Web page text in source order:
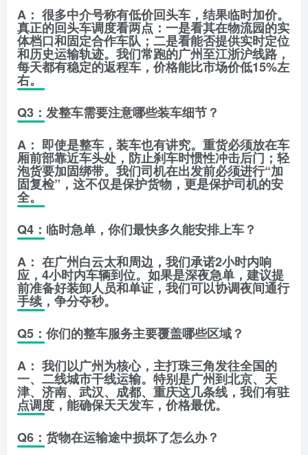
A： 很多中介号称有低价回头车，结果临时加价。
真正的回头车调度看两点：一是看其在物流园的实
体档口和固定合作车队；二是看能否提供实时定位
和历史运输轨迹。我们常跑的广州至江浙沪线路，
每天都有稳定的返程车，价格能比市场价低15%左
右。
Q3：发整车需要注意哪些装车细节？
A： 即使是整车，装车也有讲究。重货必须放在车
厢前部靠近车头处，防止刹车时惯性冲击后门；轻
泡货要加固绑带。我们司机在出发前必须进行“加
固复检”，这不仅是保护货物，更是保护司机的安
全。
Q4：临时急单，你们最快多久能安排上车？
A： 在广州白云太和周边，我们承诺2小时内响
应，4小时内车辆到位。如果是深夜急单，建议提
前准备好装卸人员和单证，我们可以协调夜间通行
手续，争分夺秒。
Q5：你们的整车服务主要覆盖哪些区域？
A： 我们以广州为核心，主打珠三角发往全国的
一、二线城市干线运输。特别是广州到北京、天
津、济南、武汉、成都、重庆这几条线，我们有驻
点调度，能确保天天发车，价格最优。
Q6：货物在运输途中损坏了怎么办？